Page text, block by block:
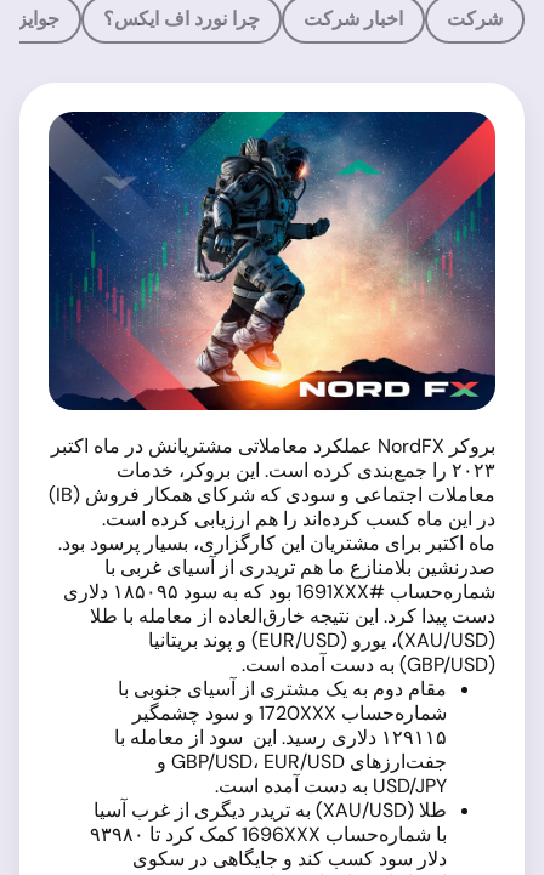
شرکت اخبار شرکت چرا نورد اف ایکس؟ جوایز
بروکر NordFX عملکرد معاملاتی مشتریانش در ماه اکتبر
۲۰۲۳ را جمع‌بندی کرده است. این بروکر، خدمات
معاملات اجتماعی و سودی که شرکای همکار فروش (IB)
در این ماه کسب کرده‌اند را هم ارزیابی کرده است.
ماه اکتبر برای مشتریان این کارگزاری، بسیار پرسود بود.
صدرنشین بلامنازع ما هم تریدری از آسیای غربی با
شماره‌حساب #1691XXX بود که به سود ۱۸۵۰۹۵ دلاری
دست پیدا کرد. این نتیجه خارق‌العاده از معامله با طلا
(XAU/USD)، یورو (EUR/USD) و پوند بریتانیا
(GBP/USD) به دست آمده است.
مقام دوم به یک مشتری از آسیای جنوبی با
شماره‌حساب 1720XXX و سود چشمگیر
۱۲۹۱۱۵ دلاری رسید. این سود از معامله با
جفت‌ارزهای GBP/USD، EUR/USD و
USD/JPY به دست آمده است.
طلا (XAU/USD) به تریدر دیگری از غرب آسیا
با شماره‌حساب 1696XXX کمک کرد تا ۹۳۹۸۰
دلار سود کسب کند و جایگاهی در سکوی